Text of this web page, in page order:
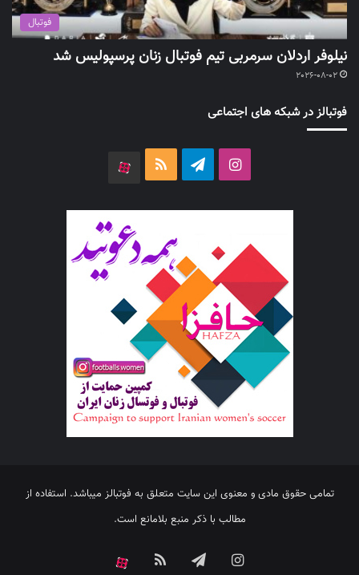
فوتبال
نیلوفر اردلان سرمربی تیم فوتبال زنان پرسپولیس شد
2026-08-02
فوتبالز در شبکه های اجتماعی
اینستاگرامتلگرام خوراک
تمامی حقوق مادی و معنوی این سایت متعلق به فوتبالز میباشد. استفاده از
مطالب با ذکر منبع بلامانع است.
اینستاگرامتلگرام خوراک